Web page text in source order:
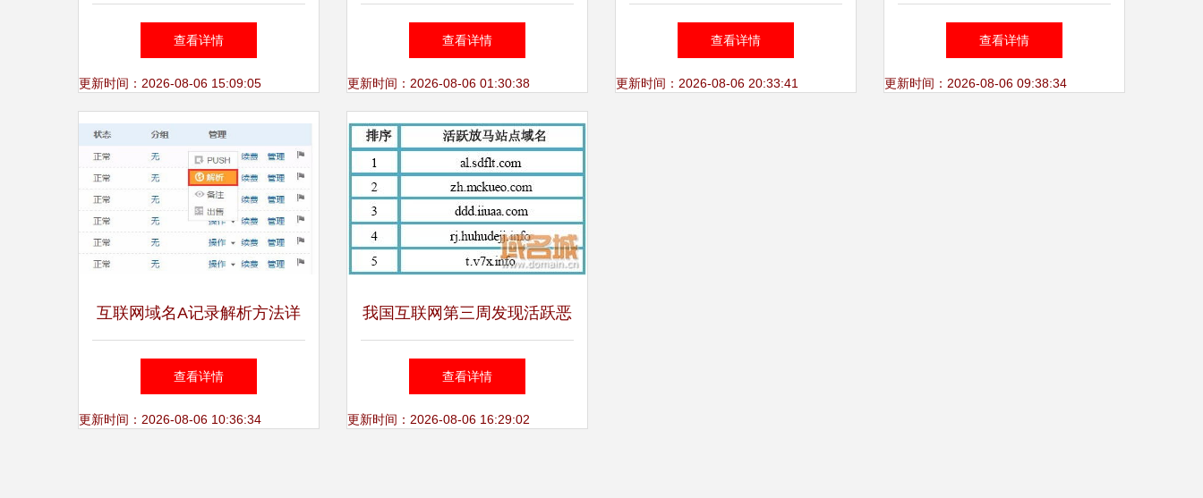
卖 如何选择合适的域名和平
台
查看详情
更新时间：2026-08-06 15:09:05
惊人 每月你花多少上网费？
查看详情
更新时间：2026-08-06 01:30:38
DNS解析及CDN加速全指南
查看详情
更新时间：2026-08-06 20:33:41
功能、安全性及实用资源集合
查看详情
更新时间：2026-08-06 09:38:34
互联网域名A记录解析方法详
解
查看详情
更新时间：2026-08-06 10:36:34
我国互联网第三周发现活跃恶
意域名85个
查看详情
更新时间：2026-08-06 16:29:02